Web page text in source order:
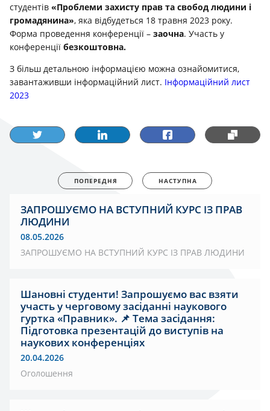
студентів «Проблеми захисту прав та свобод людини і
громадянина», яка відбудеться 18 травня 2023 року.
Форма проведення конференції – заочна. Участь у
конференції безкоштовна.
З більш детальною інформацією можна ознайомитися,
завантаживши інформаційний лист. Інформаційний лист
2023
ПОПЕРЕДНЯ НАСТУПНА
ЗАПРОШУЄМО НА ВСТУПНИЙ КУРС ІЗ ПРАВ
ЛЮДИНИ
08.05.2026
ЗАПРОШУЄМО НА ВСТУПНИЙ КУРС ІЗ ПРАВ ЛЮДИНИ
Шановні студенти! Запрошуємо вас взяти
участь у черговому засіданні наукового
гуртка «Правник». 📌 Тема засідання:
Підготовка презентацій до виступів на
наукових конференціях
20.04.2026
Оголошення